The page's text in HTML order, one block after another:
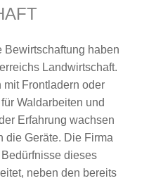
Bewirtschaftung haben
Landwirtschaft.
mit Frontladern oder
Waldarbeiten und
Erfahrung wachsen
die Geräte. Die Firma
dieses
neben den bereits